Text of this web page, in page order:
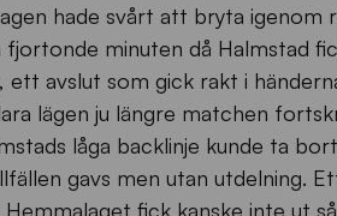
hade svårt att bryta igenom
minuten då Halmstad
avslut som gick rakt i
lägen ju längre matchen
låga backlinje kunde ta
gavs men utan utdelning.
fick kanske inte ut